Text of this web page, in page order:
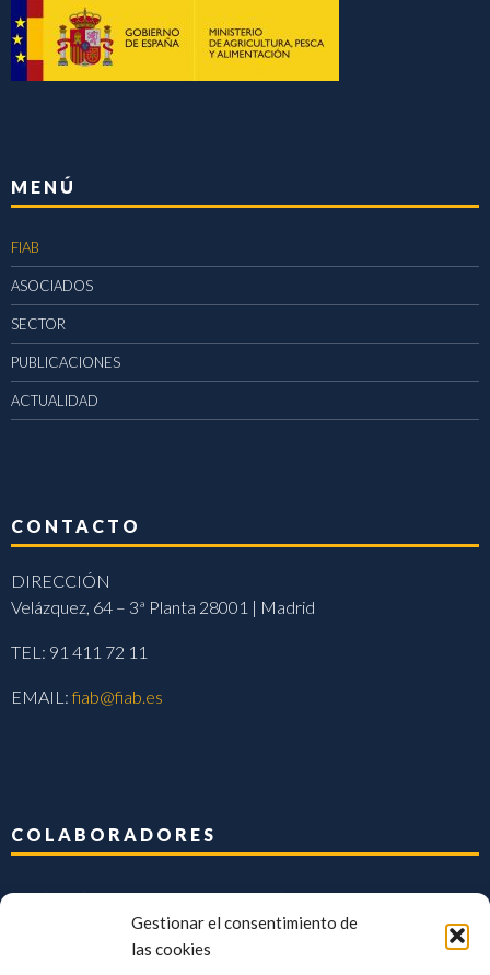
Gestionar el consentimiento de
las cookies
MENÚ
FIAB
ASOCIADOS
SECTOR
PUBLICACIONES
ACTUALIDAD
CONTACTO
DIRECCIÓN
Velázquez, 64 – 3ª Planta 28001 | Madrid
TEL: 91 411 72 11
EMAIL:fiab@fiab.es
COLABORADORES